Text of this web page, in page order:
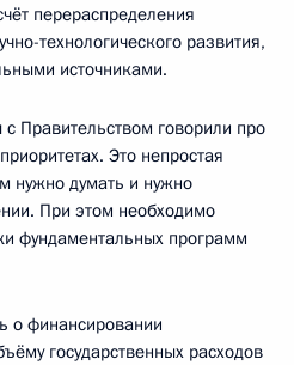
перераспределения
технологического развития,
источниками.
Правительством говорили про
Это непростая
нужно думать и нужно
При этом необходимо
фундаментальных программ
о финансировании
государственных расходов